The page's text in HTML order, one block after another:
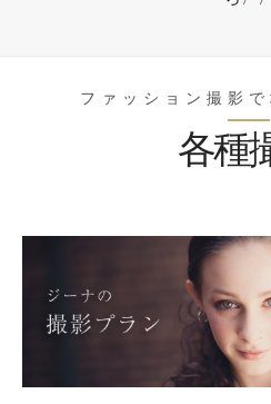
ファッション撮影
各種